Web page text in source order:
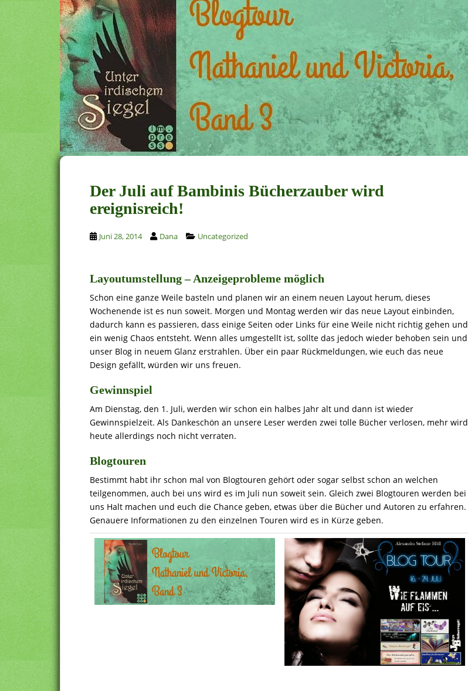
Der Juli auf Bambinis Bücherzauber wird
ereignisreich!
Juni 28, 2014 Dana Uncategorized
Layoutumstellung – Anzeigeprobleme möglich
Schon eine ganze Weile basteln und planen wir an einem neuen Layout herum, dieses
Wochenende ist es nun soweit. Morgen und Montag werden wir das neue Layout einbinden,
dadurch kann es passieren, dass einige Seiten oder Links für eine Weile nicht richtig gehen und
ein wenig Chaos entsteht. Wenn alles umgestellt ist, sollte das jedoch wieder behoben sein und
unser Blog in neuem Glanz erstrahlen. Über ein paar Rückmeldungen, wie euch das neue
Design gefällt, würden wir uns freuen.
Gewinnspiel
Am Dienstag, den 1. Juli, werden wir schon ein halbes Jahr alt und dann ist wieder
Gewinnspielzeit. Als Dankeschön an unsere Leser werden zwei tolle Bücher verlosen, mehr wird
heute allerdings noch nicht verraten.
Blogtouren
Bestimmt habt ihr schon mal von Blogtouren gehört oder sogar selbst schon an welchen
teilgenommen, auch bei uns wird es im Juli nun soweit sein. Gleich zwei Blogtouren werden bei
uns Halt machen und euch die Chance geben, etwas über die Bücher und Autoren zu erfahren.
Genauere Informationen zu den einzelnen Touren wird es in Kürze geben.